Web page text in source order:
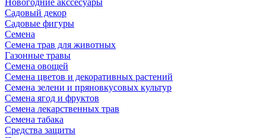
Новогодние акссесуары
Садовый декор
Садовые фигуры
Семена
Семена трав для животных
Газонные травы
Семена овощей
Семена цветов и декоративных растений
Семена зелени и пряновкусовых культур
Семена ягод и фруктов
Семена лекарственных трав
Семена табака
Средства защиты